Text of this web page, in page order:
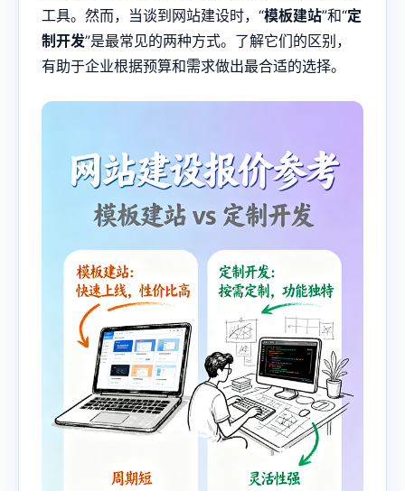
工具。然而，当谈到网站建设时，“模板建站”和“定
制开发”是最常见的两种方式。了解它们的区别，
有助于企业根据预算和需求做出最合适的选择。